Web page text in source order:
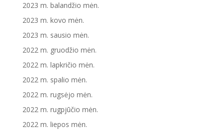
2023 m. balandžio mėn.
2023 m. kovo mėn.
2023 m. sausio mėn.
2022 m. gruodžio mėn.
2022 m. lapkričio mėn.
2022 m. spalio mėn.
2022 m. rugsėjo mėn.
2022 m. rugpjūčio mėn.
2022 m. liepos mėn.